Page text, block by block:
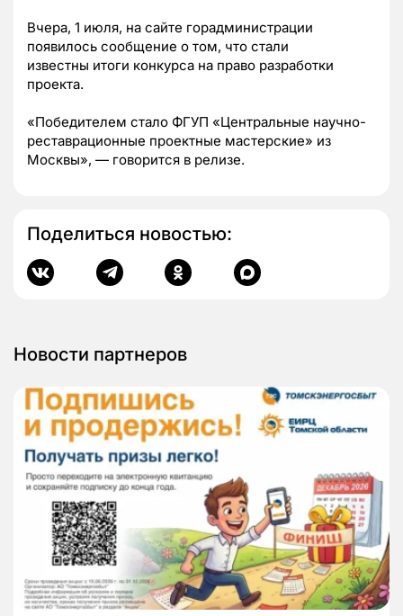
Вчера, 1 июля, на сайте горадминистрации
появилось сообщение о том, что стали
известны итоги конкурса на право разработки
проекта.
«Победителем стало ФГУП «Центральные научно-
реставрационные проектные мастерские» из
Москвы», — говорится в релизе.
Поделиться новостью:
Новости партнеров